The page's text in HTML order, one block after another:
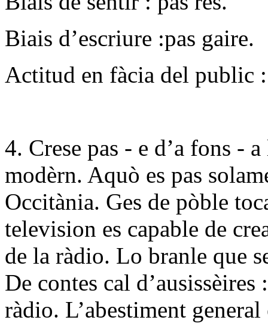
Biais d’escriure :pas gaire.
Actitud en fàcia del public
4. Crese pas - e d’a fons -
modèrn. Aquò es pas
Occitània. Ges de pòble
television es capable de
de la ràdio. Lo branle que
De contes cal
ràdio. L’abestiment